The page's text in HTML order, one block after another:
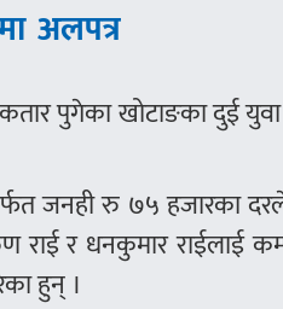
अलपत्र
पुगेका खोटाङका दुई
जनही रु ७५ हजारका
राई र धनकुमार राईलाई
हुन् ।